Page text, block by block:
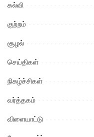
கல்வி
குற்றம்
சூழல்
செய்திகள்
நிகழ்ச்சிகள்
வர்த்தகம்
விளையாட்டு